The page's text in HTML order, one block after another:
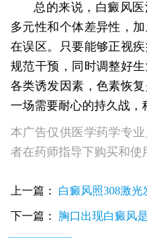
总的来说，白癜风
多元性和个体差异性，
在误区。只要能够正视
规范干预，同时调整好
各类诱发因素，色素恢
一场需要耐心的持久战，
本广告仅供医学药学专
者在药师指导下购买和使
上一篇： 白癜风照308激光
下一篇： 胸口出现白癜风